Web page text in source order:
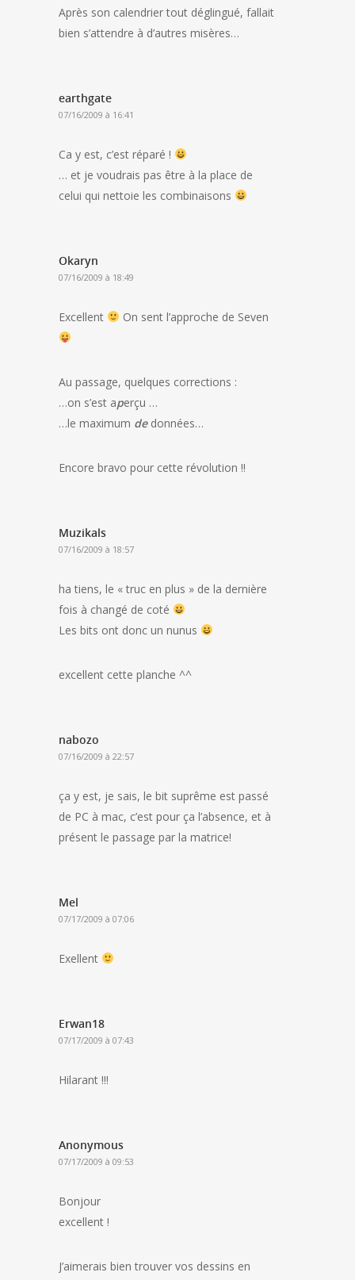
Après son calendrier tout déglingué, fallait
bien s’attendre à d’autres misères…
earthgate
07/16/2009 à 16:41
Ca y est, c’est réparé !
… et je voudrais pas être à la place de
celui qui nettoie les combinaisons
Okaryn
07/16/2009 à 18:49
Excellent On sent l’approche de Seven
Au passage, quelques corrections :
…on s’est aperçu …
…le maximum dedonnées…
Encore bravo pour cette révolution !!
Muzikals
07/16/2009 à 18:57
ha tiens, le « truc en plus » de la dernière
fois à changé de coté
Les bits ont donc un nunus
excellent cette planche ^^
nabozo
07/16/2009 à 22:57
ça y est, je sais, le bit suprême est passé
de PC à mac, c’est pour ça l’absence, et à
présent le passage par la matrice!
Mel
07/17/2009 à 07:06
Exellent
Erwan18
07/17/2009 à 07:43
Hilarant !!!
Anonymous
07/17/2009 à 09:53
Bonjour
excellent !
J’aimerais bien trouver vos dessins en